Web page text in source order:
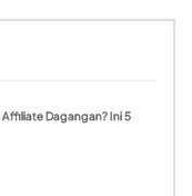
Dagangan? Ini 5